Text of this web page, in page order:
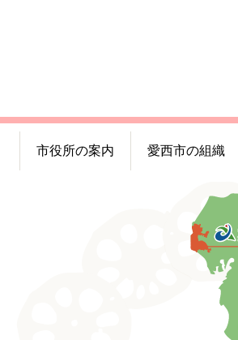
市役所の案内 愛西市の組織